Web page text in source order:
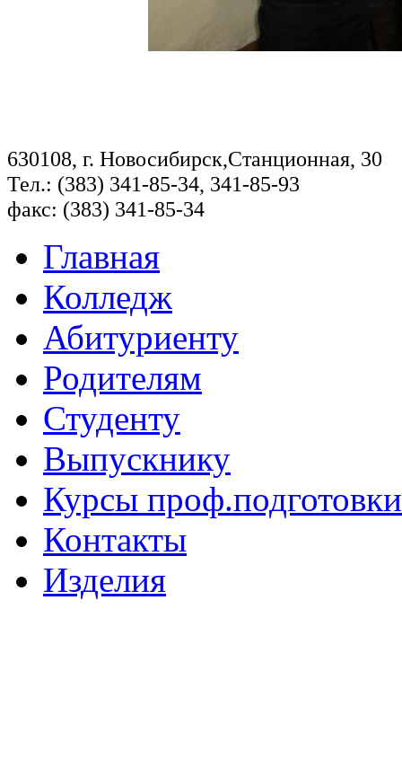
630108, г. Новосибирск,Станционная, 30
Тел.: (383) 341-85-34, 341-85-93
факс: (383) 341-85-34
Главная
Колледж
Абитуриенту
Родителям
Студенту
Выпускнику
Курсы проф.подготовки
Контакты
Изделия